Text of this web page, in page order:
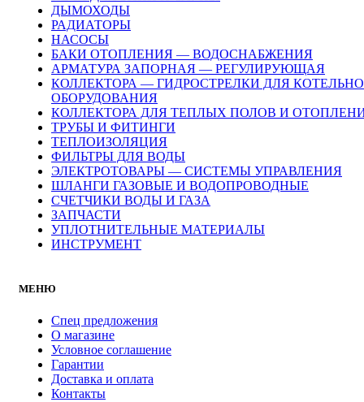
ДЫМОХОДЫ
РАДИАТОРЫ
НАСОСЫ
БАКИ ОТОПЛЕНИЯ — ВОДОСНАБЖЕНИЯ
АРМАТУРА ЗАПОРНАЯ — РЕГУЛИРУЮЩАЯ
КОЛЛЕКТОРА — ГИДРОСТРЕЛКИ ДЛЯ
ОБОРУДОВАНИЯ
КОЛЛЕКТОРА ДЛЯ ТЕПЛЫХ ПОЛОВ И
ТРУБЫ И ФИТИНГИ
ТЕПЛОИЗОЛЯЦИЯ
ФИЛЬТРЫ ДЛЯ ВОДЫ
ЭЛЕКТРОТОВАРЫ — СИСТЕМЫ УПРАВЛЕНИЯ
ШЛАНГИ ГАЗОВЫЕ И ВОДОПРОВОДНЫЕ
СЧЕТЧИКИ ВОДЫ И ГАЗА
ЗАПЧАСТИ
УПЛОТНИТЕЛЬНЫЕ МАТЕРИАЛЫ
ИНСТРУМЕНТ
МЕНЮ
Спец предложения
О магазине
Условное соглашение
Гарантии
Доставка и оплата
Контакты